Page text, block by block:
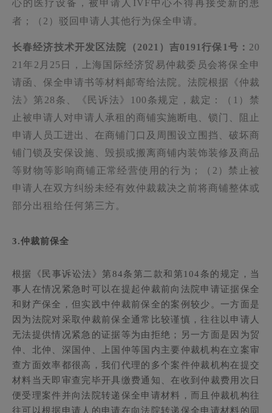
心的医疗设备，被申请人IVF中心不得再接受新的患
者；（2）驳回申请人其他行为保全申请。
长春经济技术开发区法院（2021）吉0191行保1号： 20
21年2月25日，上海国际经济贸易仲裁委员会将保全申
请函、保全申请书等材料邮寄给法院。法院根据《仲裁
法》第28条、《民诉法》100条规定，裁定：（1）禁
止被申请人对申请人承租的商铺实施断电、锁门、阻止
申请人员工进出、在商铺门口及周围设立围挡、破坏商
铺门锁及安保设施、毁损或搬离商铺内装饰装修及商品
等财物等影响商铺正常经营使用的行为；（2）禁止被
申请人在双方纠纷未经有效仲裁裁决之前将商铺整体或
部分出租给任何第三方。
3.仲裁前保全
根据《民事诉讼法》第84条第二款和第104条的规定，当
事人在情况紧急时可以在提起仲裁前向法院申请证据保全
和财产保全，但实践中仲裁前保全的案例较少。一方面是
因为法院对采取仲裁前保全通常比较谨慎，往往以申请人
无法提供情况紧急的证据等为由拒绝；另一方面是因为贸
仲、北仲、深国仲、上国仲等国内主要仲裁机构在立案审
查方面效率都很高，我们代理的多个案件仲裁机构在提交
材料当天即审查完毕开具缴费通知、在收到仲裁费用次日
便受理案件并向法院转递保全申请材料，而且仲裁机构往
往可以根据申请人的申请在向法院转递保全申请材料的同